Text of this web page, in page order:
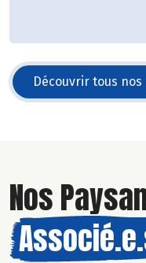
et produit du
Découvrir tous
Nos